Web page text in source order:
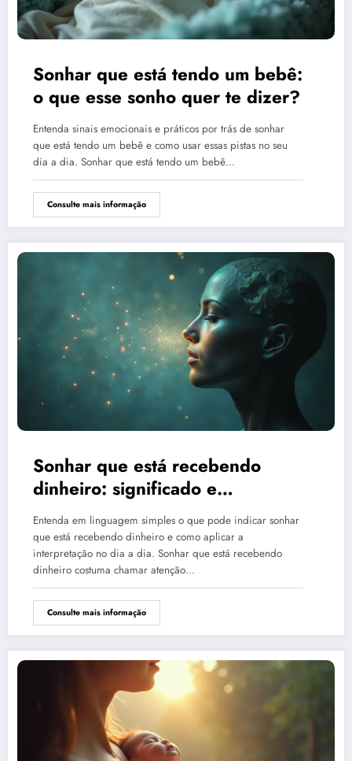
Sonhar que está tendo um bebê:
o que esse sonho quer te dizer?
Entenda sinais emocionais e práticos por trás de sonhar
que está tendo um bebê e como usar essas pistas no seu
dia a dia. Sonhar que está tendo um bebê…
Consulte mais informação
Sonhar que está recebendo
dinheiro: significado e
interpretação
Entenda em linguagem simples o que pode indicar sonhar
que está recebendo dinheiro e como aplicar a
interpretação no dia a dia. Sonhar que está recebendo
dinheiro costuma chamar atenção…
Consulte mais informação